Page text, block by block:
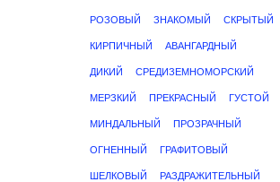
РОЗОВЫЙ ЗНАКОМЫЙ СКРЫТЫЙ
КИРПИЧНЫЙ АВАНГАРДНЫЙ
ДИКИЙ СРЕДИЗЕМНОМОРСКИЙ
МЕРЗКИЙ ПРЕКРАСНЫЙ ГУСТОЙ
МИНДАЛЬНЫЙ ПРОЗРАЧНЫЙ
ОГНЕННЫЙ ГРАФИТОВЫЙ
ШЕЛКОВЫЙ РАЗДРАЖИТЕЛЬНЫЙ